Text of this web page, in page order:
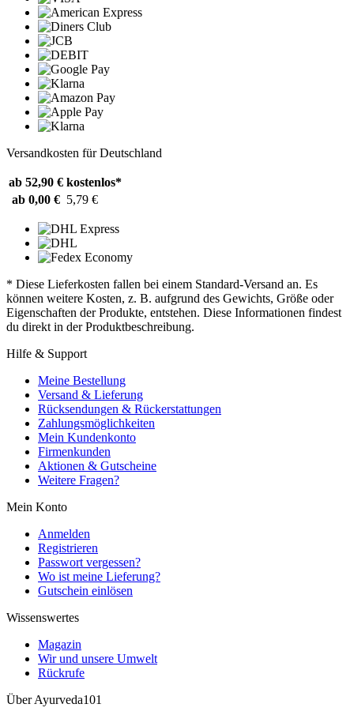
Versandkosten für Deutschland
ab 52,90 € kostenlos*
ab 0,00 € 5,79 €
* Diese Lieferkosten fallen bei einem Standard-Versand an. Es
können weitere Kosten, z. B. aufgrund des Gewichts, Größe oder
Eigenschaften der Produkte, entstehen. Diese Informationen findest
du direkt in der Produktbeschreibung.
Hilfe & Support
Meine Bestellung
Versand & Lieferung
Rücksendungen & Rückerstattungen
Zahlungsmöglichkeiten
Mein Kundenkonto
Firmenkunden
Aktionen & Gutscheine
Weitere Fragen?
Mein Konto
Anmelden
Registrieren
Passwort vergessen?
Wo ist meine Lieferung?
Gutschein einlösen
Wissenswertes
Magazin
Wir und unsere Umwelt
Rückrufe
Über Ayurveda101